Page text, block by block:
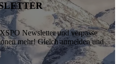
Newsletter und verpasse
mehr! Gleich anmelden und